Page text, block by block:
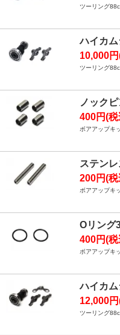
ツーリング
ハイカ
10,000
ツーリング
ノック
400円(
ボアアップキ
ステン
200円(
ボアアップキ
Oリング
400円(
ボアアップキ
ハイカ
12,000
ツーリング